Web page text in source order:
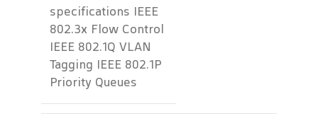
specifications IEEE
802.3x Flow Control
IEEE 802.1Q VLAN
Tagging IEEE 802.1P
Priority Queues